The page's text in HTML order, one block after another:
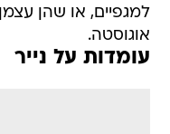
למגפיים, או שהן
אוגוסטה.
עומדות על נייר